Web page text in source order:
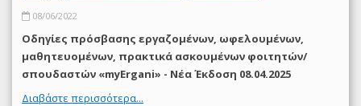
08/06/2022
Οδηγίες πρόσβασης εργαζομένων, ωφελουμένων,
μαθητευομένων, πρακτικά ασκουμένων φοιτητών/
σπουδαστών «myErgani» - Νέα Έκδοση 08.04.2025
Διαβάστε περισσότερα...